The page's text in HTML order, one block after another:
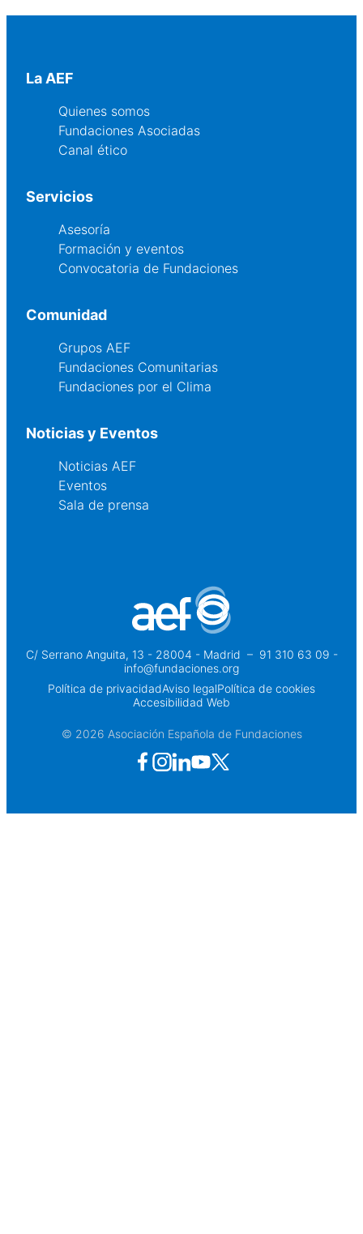
La AEF
Quienes somos
Fundaciones Asociadas
Canal ético
Servicios
Asesoría
Formación y eventos
Convocatoria de Fundaciones
Comunidad
Grupos AEF
Fundaciones Comunitarias
Fundaciones por el Clima
Noticias y Eventos
Noticias AEF
Eventos
Sala de prensa
C/ Serrano Anguita, 13 - 28004 - Madrid – 91 310 63 09 -
info@fundaciones.org
Política de privacidadAviso legalPolítica de cookies
Accesibilidad Web
© 2026 Asociación Española de Fundaciones